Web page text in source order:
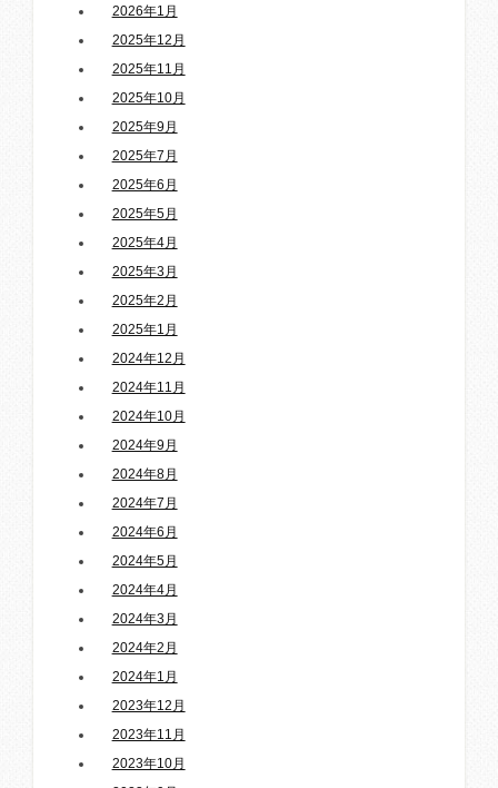
2026年1月
2025年12月
2025年11月
2025年10月
2025年9月
2025年7月
2025年6月
2025年5月
2025年4月
2025年3月
2025年2月
2025年1月
2024年12月
2024年11月
2024年10月
2024年9月
2024年8月
2024年7月
2024年6月
2024年5月
2024年4月
2024年3月
2024年2月
2024年1月
2023年12月
2023年11月
2023年10月